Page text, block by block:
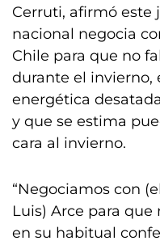
Cerruti, afirmó este
nacional negocia
Chile para que no
durante el invierno,
energética
y que se estima
cara al invierno.
“Negociamos con
Luis) Arce para que
en su habitual